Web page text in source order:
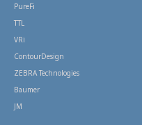
PureFi
TTL
VRi
ContourDesign
ZEBRA Technologies
Baumer
JM